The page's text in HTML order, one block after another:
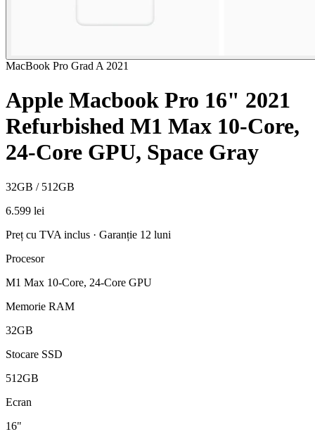
MacBook Pro Grad A 2021
Apple Macbook Pro 16" 2021
Refurbished M1 Max 10-Core,
24-Core GPU, Space Gray
32GB / 512GB
6.599 lei
Preț cu TVA inclus · Garanție 12 luni
Procesor
M1 Max 10-Core, 24-Core GPU
Memorie RAM
32GB
Stocare SSD
512GB
Ecran
16"